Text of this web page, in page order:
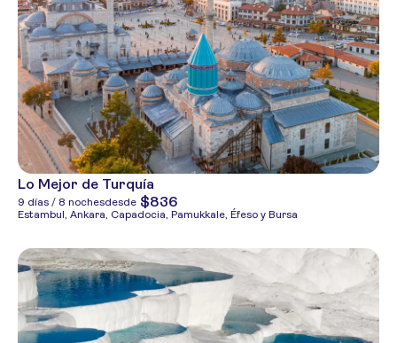
Lo Mejor de Turquía
9 días / 8 nochesdesde $836
Estambul, Ankara, Capadocia, Pamukkale, Éfeso y Bursa